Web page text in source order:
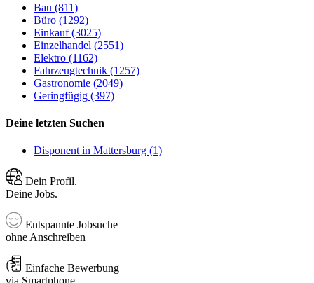
Bau (811)
Büro (1292)
Einkauf (3025)
Einzelhandel (2551)
Elektro (1162)
Fahrzeugtechnik (1257)
Gastronomie (2049)
Geringfügig (397)
Deine letzten Suchen
Disponent in Mattersburg (1)
Dein Profil.
Deine Jobs.
Entspannte Jobsuche
ohne Anschreiben
Einfache Bewerbung